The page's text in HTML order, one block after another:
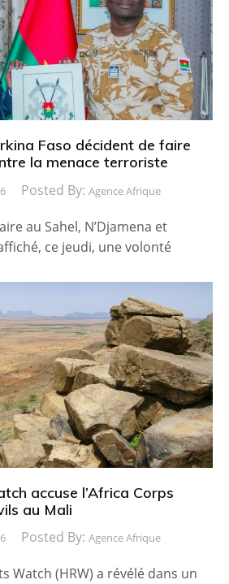
Faso décident de faire
la menace terroriste
Posted By: Agence Afrique
au Sahel, N’Djamena et
ce jeudi, une volonté
accuse l’Africa Corps
au Mali
Posted By: Agence Afrique
Watch (HRW) a révélé dans un